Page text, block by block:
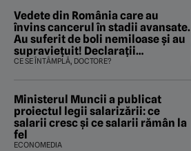
Vedete din România care au
învins cancerul în stadii avansate.
Au suferit de boli nemiloase şi au
supravieţuit! Declarații
sfâșietoare
CE SE ÎNTÂMPLĂ, DOCTORE?
Ministerul Muncii a publicat
proiectul legii salarizării: ce
salarii cresc și ce salarii rămân la
fel
ECONOMEDIA